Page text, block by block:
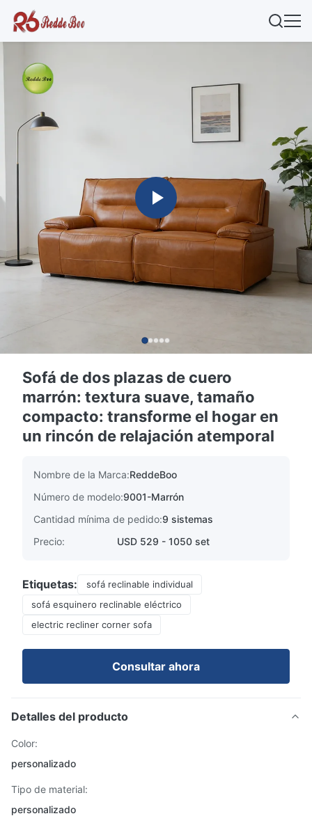
Sofá de dos plazas de cuero
marrón: textura suave, tamaño
compacto: transforme el hogar en
un rincón de relajación atemporal
Nombre de la Marca:ReddeBoo
Número de modelo:9001-Marrón
Cantidad mínima de pedido:9 sistemas
Precio:
USD 529 - 1050 set
Etiquetas:
sofá reclinable individual
sofá esquinero reclinable eléctrico
electric recliner corner sofa
Consultar ahora
Detalles del producto
Color:
personalizado
Tipo de material:
personalizado